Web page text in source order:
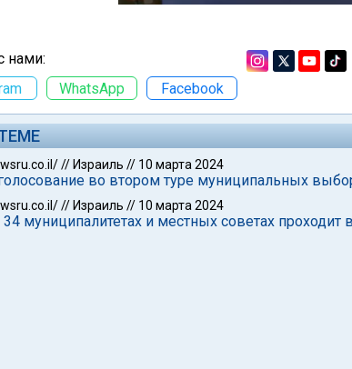
нами:
WhatsApp Facebook
// Израиль // 10 марта 2024
во втором туре муниципальных
// Израиль // 10 марта 2024
муниципалитетах и местных советах проходит